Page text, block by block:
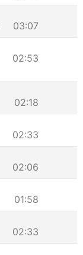
03:07
02:53
02:18
02:33
02:06
01:58
02:33